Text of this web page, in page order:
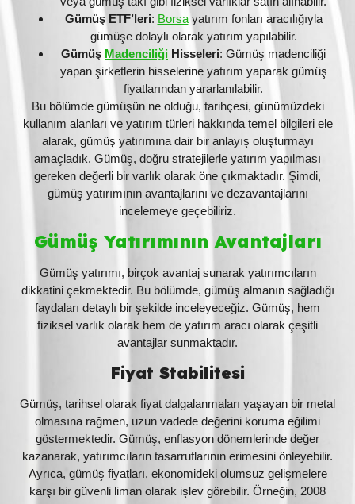
Gümüş ETF’leri: Borsayatırım fonları aracılığıyla
gümüşe dolaylı olarak yatırım yapılabilir.
Gümüş Madenciliği Hisseleri: Gümüş madenciliği
yapan şirketlerin hisselerine yatırım yaparak gümüş
fiyatlarından yararlanılabilir.
Bu bölümde gümüşün ne olduğu, tarihçesi, günümüzdeki
kullanım alanları ve yatırım türleri hakkında temel bilgileri ele
alarak, gümüş yatırımına dair bir anlayış oluşturmayı
amaçladık. Gümüş, doğru stratejilerle yatırım yapılması
gereken değerli bir varlık olarak öne çıkmaktadır. Şimdi,
gümüş yatırımının avantajlarını ve dezavantajlarını
incelemeye geçebiliriz.
Gümüş Yatırımının Avantajları
Gümüş yatırımı, birçok avantaj sunarak yatırımcıların
dikkatini çekmektedir. Bu bölümde, gümüş almanın sağladığı
faydaları detaylı bir şekilde inceleyeceğiz. Gümüş, hem
fiziksel varlık olarak hem de yatırım aracı olarak çeşitli
avantajlar sunmaktadır.
Fiyat Stabilitesi
Gümüş, tarihsel olarak fiyat dalgalanmaları yaşayan bir metal
olmasına rağmen, uzun vadede değerini koruma eğilimi
göstermektedir. Gümüş, enflasyon dönemlerinde değer
kazanarak, yatırımcıların tasarruflarının erimesini önleyebilir.
Ayrıca, gümüş fiyatları, ekonomideki olumsuz gelişmelere
karşı bir güvenli liman olarak işlev görebilir. Örneğin, 2008